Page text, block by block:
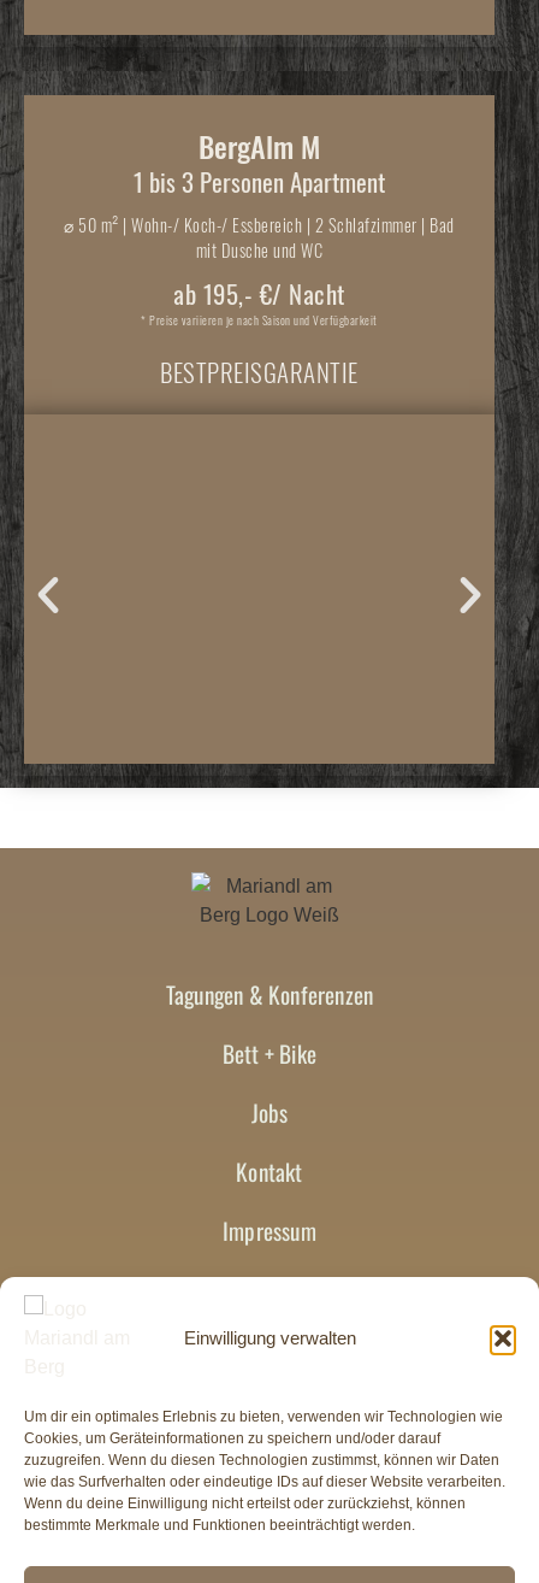
Einwilligung verwalten
Um dir ein optimales Erlebnis zu bieten, verwenden wir Technologien wie
Cookies, um Geräteinformationen zu speichern und/oder darauf
zuzugreifen. Wenn du diesen Technologien zustimmst, können wir Daten
wie das Surfverhalten oder eindeutige IDs auf dieser Website verarbeiten.
Wenn du deine Einwilligung nicht erteilst oder zurückziehst, können
bestimmte Merkmale und Funktionen beeinträchtigt werden.
BergAlm M
1 bis 3 Personen Apartment
⌀ 50 m² | Wohn-/ Koch-/ Essbereich | 2 Schlafzimmer | Bad
mit Dusche und WC
ab 195,- €/ Nacht
* Preise variieren je nach Saison und Verfügbarkeit
BESTPREISGARANTIE
Tagungen & Konferenzen
Bett + Bike
Jobs
Kontakt
Impressum
AGB
Barrierefreiheitserklärung
Mariandl am Berg | Bahnhofstraße 10-12 | 92224 Amberg
+49 9621-7787970|servus@mariandl-am-berg.de